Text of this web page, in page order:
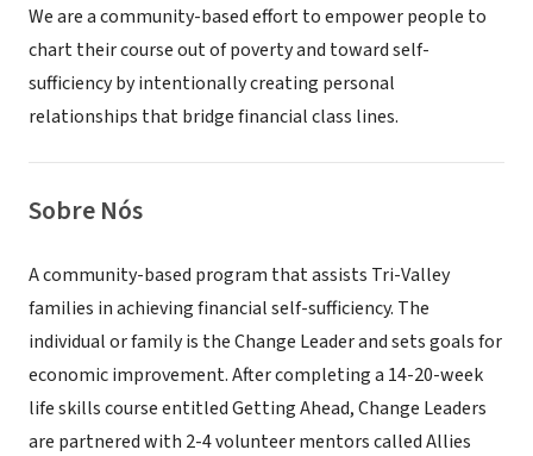
We are a community-based effort to empower people to
chart their course out of poverty and toward self-
sufficiency by intentionally creating personal
relationships that bridge financial class lines.
Sobre Nós
A community-based program that assists Tri-Valley
families in achieving financial self-sufficiency. The
individual or family is the Change Leader and sets goals for
economic improvement. After completing a 14-20-week
life skills course entitled Getting Ahead, Change Leaders
are partnered with 2-4 volunteer mentors called Allies